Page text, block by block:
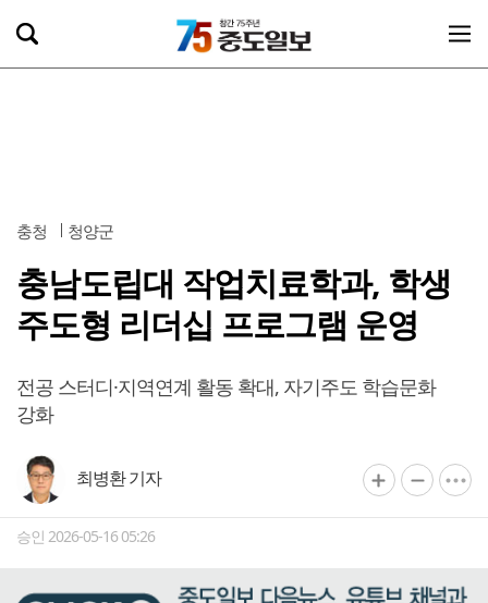
충청 청양군
충남도립대 작업치료학과, 학생
주도형 리더십 프로그램 운영
전공 스터디·지역연계 활동 확대, 자기주도 학습문화
강화
최병환 기자
승인 2026-05-16 05:26